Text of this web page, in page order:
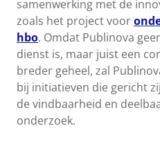
samenwerking met de
zoals het project voor
hbo. Omdat Publinova
dienst is, maar juist een
breder geheel, zal
bij initiatieven die gericht
de vindbaarheid en
onderzoek.